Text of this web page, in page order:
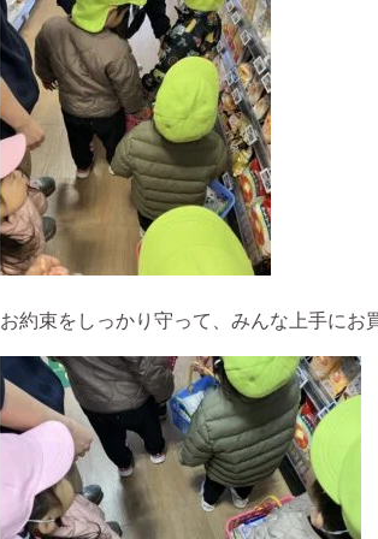
お約束をしっかり守って、みんな上手にお